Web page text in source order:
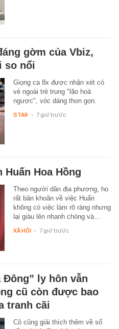
gờm của Vbiz,
so nổi
Giọng ca 8x được nhận xét có
vẻ ngoài trẻ trung "lão hoá
ngược", vóc dáng thon gọn.
STAR - 7 giờ trước
Hoa Hồng
Theo người dân địa phương, họ
rất băn khoăn về việc Huấn
không có việc làm rõ ràng nhưng
lại giàu lên nhanh chóng và…
XÃ HỘI - 7 giờ trước
Đông” ly hôn vẫn
cũ còn được bao
tranh cãi
Cô cũng giải thích thêm về số